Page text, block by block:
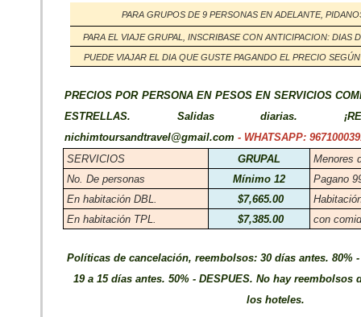
PARA GRUPOS DE 9 PERSONAS EN ADELANTE,
PARA EL VIAJE GRUPAL, INSCRIBASE CON ANTICIPACION: DIAS
PUEDE VIAJAR EL DIA QUE GUSTE PAGANDO EL PRECIO
PRECIOS POR PERSONA EN PESOS EN SERVICIOS
ESTRELLAS. Salidas diarias.
nichimtoursandtravel@gmail.com - WHATSAPP:
SERVICIOS
GRUPAL
Menores
No. De personas
Mínimo 12
Pagano
En habitación DBL.
$7,665.00
En habitación TPL.
$7,385.00 con
Políticas de cancelación, reembolsos: 30 días antes. 80% -
19 a 15 días antes. 50% - DESPUES. No hay
los hoteles.